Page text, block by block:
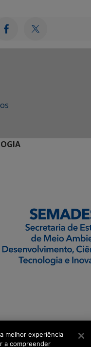
melhor experiência
a compreender